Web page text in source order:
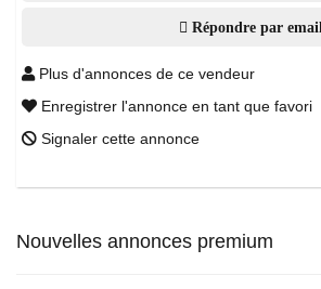
Répondre par email
Plus d'annonces de ce vendeur
Enregistrer l'annonce en tant que favori
Signaler cette annonce
Nouvelles annonces premium